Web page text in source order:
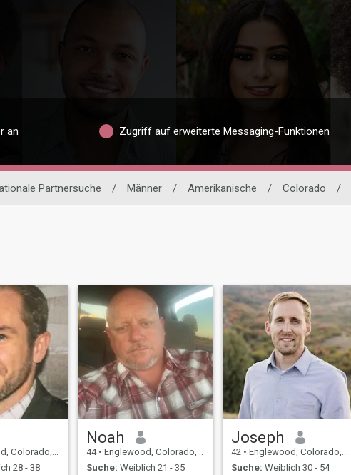
an Zugriff auf erweiterte Messaging-Funktionen
Partnersuche / Männer / Amerikanische / Colorado /
USA
28 - 38
Noah
44 • Englewood, Colorado, USA
Suche: Weiblich 21 - 35
Joseph
42 • Englewood, Colorado, USA
Suche: Weiblich 30 - 54